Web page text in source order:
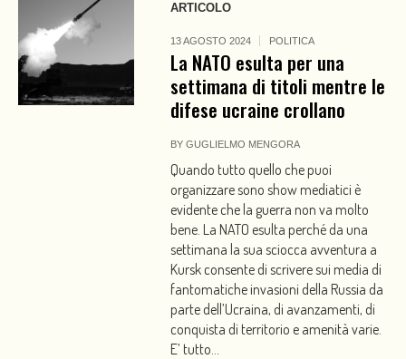
ARTICOLO
13 AGOSTO 2024 POLITICA
La NATO esulta per una
settimana di titoli mentre le
difese ucraine crollano
BYGUGLIELMO MENGORA
Quando tutto quello che puoi
organizzare sono show mediatici è
evidente che la guerra non va molto
bene. La NATO esulta perché da una
settimana la sua sciocca avventura a
Kursk consente di scrivere sui media di
fantomatiche invasioni della Russia da
parte dell’Ucraina, di avanzamenti, di
conquista di territorio e amenità varie.
E’ tutto...